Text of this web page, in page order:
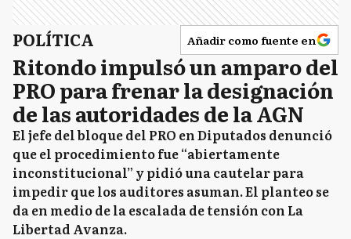
POLÍTICA Añadir como fuente en
Ritondo impulsó un amparo del
PRO para frenar la designación
de las autoridades de la AGN
El jefe del bloque del PRO en Diputados denunció
que el procedimiento fue “abiertamente
inconstitucional” y pidió una cautelar para
impedir que los auditores asuman. El planteo se
da en medio de la escalada de tensión con La
Libertad Avanza.